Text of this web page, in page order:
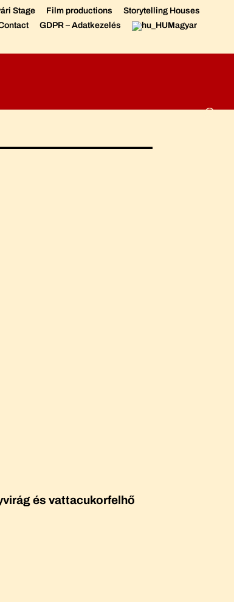
Stage Film productions
Storytelling Houses
GDPR – Adatkezelés
Magyar
és vattacukorfelhő